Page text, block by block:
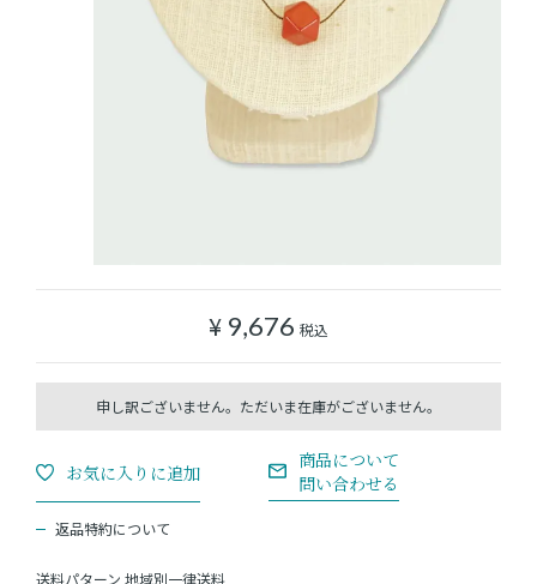
¥ 9,676 税込
送料パターン 地域別一律送料
返品特約について